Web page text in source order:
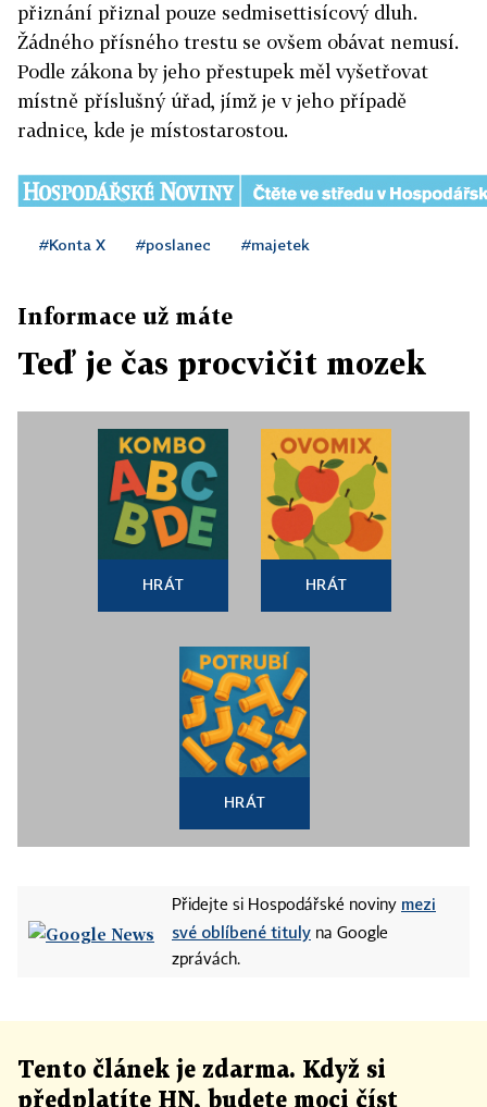
přiznání přiznal pouze sedmisettisícový dluh.
Žádného přísného trestu se ovšem obávat nemusí.
Podle zákona by jeho přestupek měl vyšetřovat
místně příslušný úřad, jímž je v jeho případě
radnice, kde je místostarostou.
#Konta X #poslanec #majetek
Informace už máte
Teď je čas procvičit mozek
HRÁT HRÁT
HRÁT
Přidejte si Hospodářské noviny mezi
své oblíbené tituly na Google
zprávách.
Tento článek je zdarma. Když si
předplatíte HN, budete moci číst